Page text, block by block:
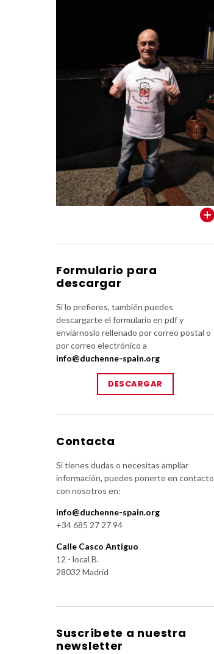
Formulario para
descargar
Si lo prefieres, también puedes
descargarte el formulario en pdf y
enviárnoslo rellenado por correo postal o
por correo electrónico a
info@duchenne-spain.org
DESCARGAR
Contacta
Si tienes dudas o necesitas ampliar
información, puedes ponerte en contacto
con nosotros en:
info@duchenne-spain.org
+34 685 27 27 94
Calle Casco Antiguo
12 - local B.
28032 Madrid
Suscríbete a nuestra
newsletter